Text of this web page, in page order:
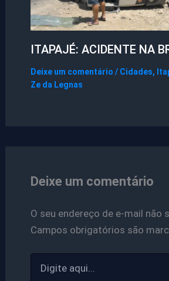
ITAPAJÉ: ACIDENTE NA
Deixe um comentário / Cidades,
Ze da Legnas
Deixe um comentário
O seu endereço de e-mail não
Campos obrigatórios são
aqui...